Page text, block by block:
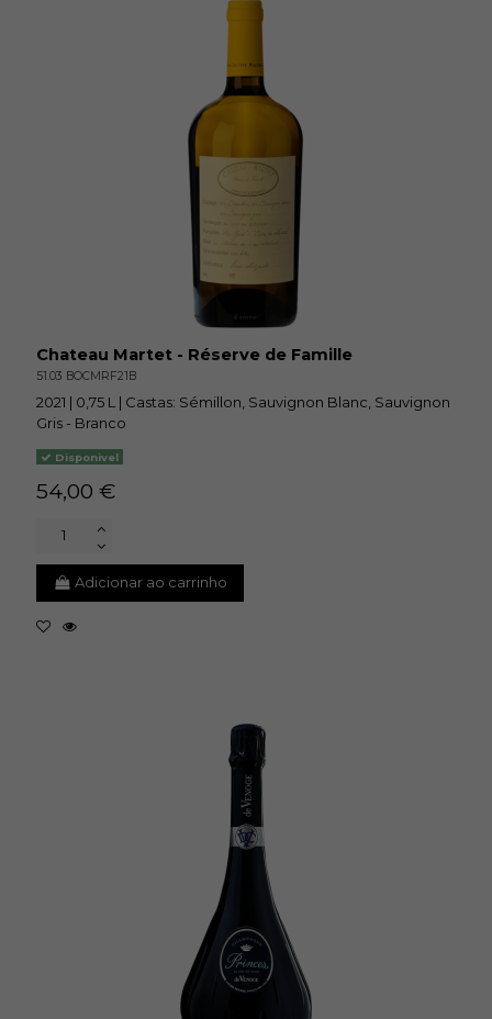
Chateau Martet - Réserve de Famille
51.03 BOCMRF21B
2021 | 0,75 L | Castas: Sémillon, Sauvignon Blanc, Sauvignon
Gris - Branco
Disponivel
54,00 €
Adicionar ao carrinho